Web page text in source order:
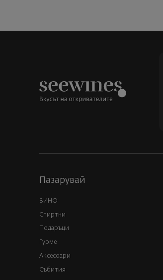
Пазарувай
ВИНО
Спиртни
Подаръци
Гурме
Аксесоари
Събития